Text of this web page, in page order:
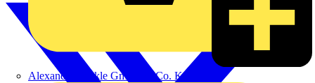
Alexander Bürkle GmbH & Co. KG